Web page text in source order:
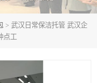
> 武汉日常保洁托管 武汉企
点工